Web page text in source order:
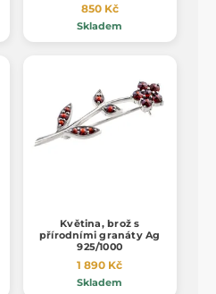
850 Kč
Skladem
Květina, brož s
přírodními granáty Ag
925/1000
1 890 Kč
Skladem